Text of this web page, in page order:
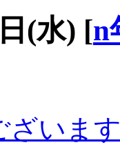
(水) [n
ざいま